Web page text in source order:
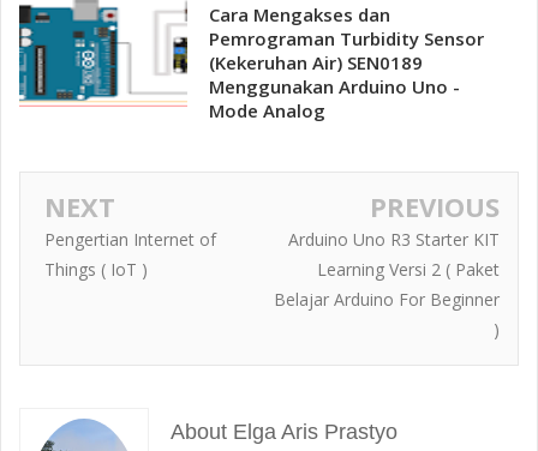
Cara Mengakses dan
Pemrograman Turbidity Sensor
(Kekeruhan Air) SEN0189
Menggunakan Arduino Uno -
Mode Analog
NEXT
Pengertian Internet of
Things ( IoT )
PREVIOUS
Arduino Uno R3 Starter KIT
Learning Versi 2 ( Paket
Belajar Arduino For Beginner
)
About Elga Aris Prastyo